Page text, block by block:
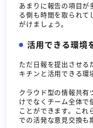
あまりに報告の項目が
る側も時間を取られて
がけましょう。
活用できる環境
ただ日報を提出させる
キチンと活用できる環
クラウド型の情報共有
けでなくチーム全体で
ことができます。これ
での活発な意見交換も